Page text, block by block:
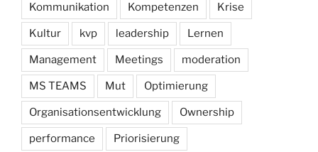
Kommunikation Kompetenzen Krise
Kultur kvp leadership Lernen
Management Meetings moderation
MS TEAMS Mut Optimierung
Organisationsentwicklung Ownership
performance Priorisierung